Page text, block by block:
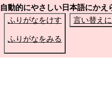
自動的にやさしい日本語にかえ
ふりがなをけす
ふりがなをみる
言い替え